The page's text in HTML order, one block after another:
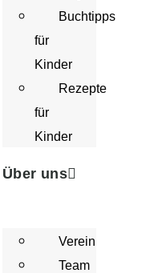
Buchtipps
für
Kinder
Rezepte
für
Kinder
Über uns
Verein
Team